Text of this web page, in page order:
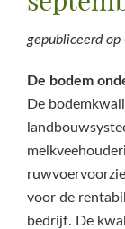
gepubliceerd op
De bodem
De
voor de
bedrijf. De